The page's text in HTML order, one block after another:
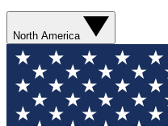
North America